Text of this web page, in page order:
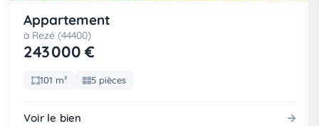
Appartement
à Rezé (44400)
243 000 €
101 m² 5 pièces
Voir le bien